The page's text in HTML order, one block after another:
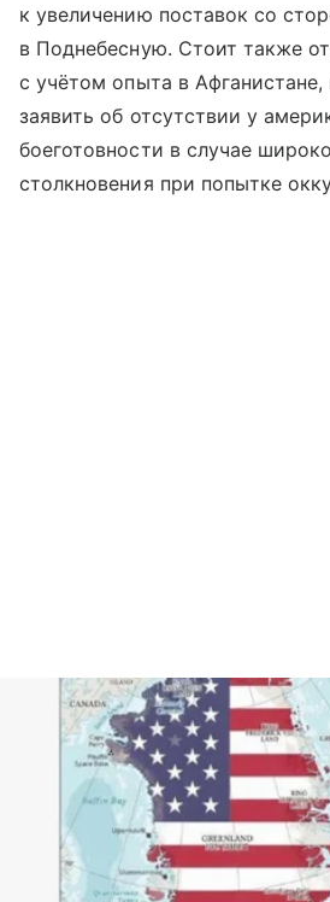
к увеличению поставок со
в Поднебесную. Стоит также
с учётом опыта в
заявить об отсутствии у
боеготовности в случае
столкновения при попытке